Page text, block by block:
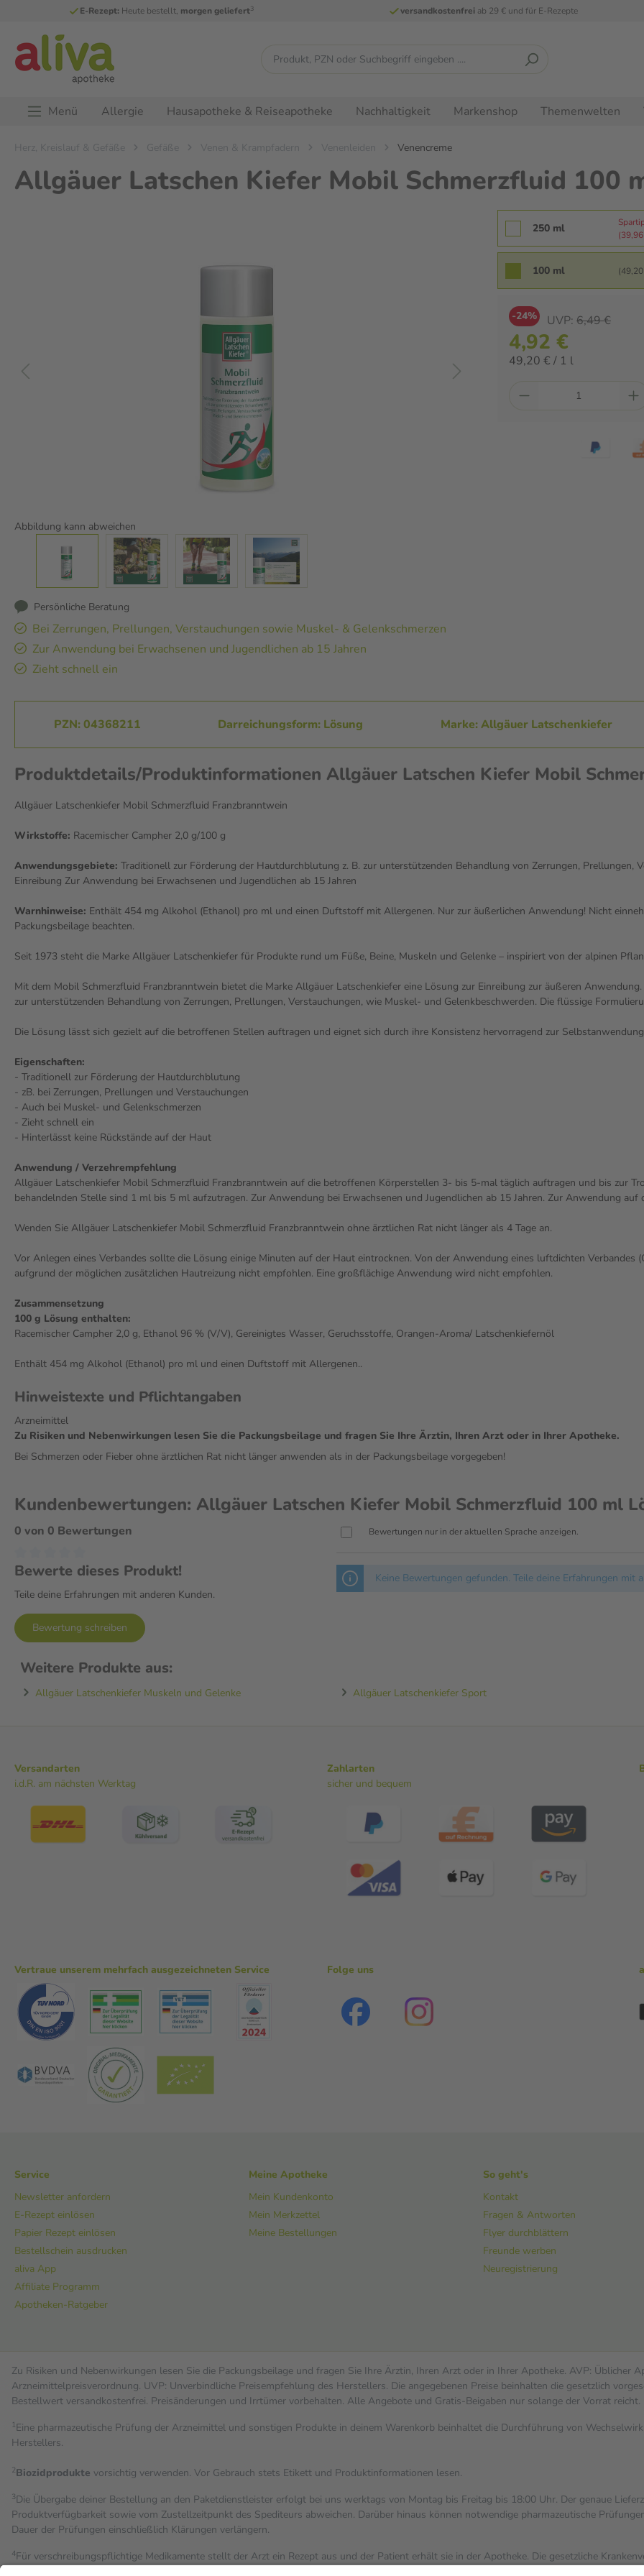
E-Rezept: Heute bestellt, morgen geliefert3 versandkostenfreiab 29 € und für E-Rezepte
Menü Allergie Hausapotheke & Reiseapotheke Nachhaltigkeit Markenshop Themenwelten
Herz, Kreislauf & Gefäße Gefäße Venen & Krampfadern Venenleiden Venencreme
Allgäuer Latschen Kiefer Mobil Schmerzfluid 100
Abbildung kann abweichen
Persönliche Beratung
Bei Zerrungen, Prellungen, Verstauchungen sowie Muskel- & Gelenkschmerzen
Zur Anwendung bei Erwachsenen und Jugendlichen ab 15 Jahren
Zieht schnell ein
250 ml
100 ml
-24% UVP: 6,49 €
4,92 €
49,20 € / 1 l
PZN: 04368211 Darreichungsform: Lösung Marke: Allgäuer Latschenkiefer
Produktdetails/Produktinformationen Allgäuer Latschen Kiefer Mobil
Allgäuer Latschenkiefer Mobil Schmerzfluid Franzbranntwein
Wirkstoffe: Racemischer Campher 2,0 g/100 g
Anwendungsgebiete: Traditionell zur Förderung der Hautdurchblutung z. B. zur unterstützenden Behandlung von Zerrungen, Prellungen,
Einreibung Zur Anwendung bei Erwachsenen und Jugendlichen ab 15 Jahren
Warnhinweise: Enthält 454 mg Alkohol (Ethanol) pro ml und einen Duftstoff mit Allergenen. Nur zur äußerlichen Anwendung! Nicht
Packungsbeilage beachten.
Seit 1973 steht die Marke Allgäuer Latschenkiefer für Produkte rund um Füße, Beine, Muskeln und Gelenke – inspiriert von der alpinen
Mit dem Mobil Schmerzfluid Franzbranntwein bietet die Marke Allgäuer Latschenkiefer eine Lösung zur Einreibung zur äußeren
zur unterstützenden Behandlung von Zerrungen, Prellungen, Verstauchungen, wie Muskel- und Gelenkbeschwerden. Die flüssige
Die Lösung lässt sich gezielt auf die betroffenen Stellen auftragen und eignet sich durch ihre Konsistenz hervorragend zur
Eigenschaften:
- Traditionell zur Förderung der Hautdurchblutung
- zB. bei Zerrungen, Prellungen und Verstauchungen
- Auch bei Muskel- und Gelenkschmerzen
- Zieht schnell ein
- Hinterlässt keine Rückstände auf der Haut
Anwendung / Verzehrempfehlung
Allgäuer Latschenkiefer Mobil Schmerzfluid Franzbranntwein auf die betroffenen Körperstellen 3- bis 5-mal täglich auftragen und bis zur
behandelnden Stelle sind 1 ml bis 5 ml aufzutragen. Zur Anwendung bei Erwachsenen und Jugendlichen ab 15 Jahren. Zur Anwendung auf
Wenden Sie Allgäuer Latschenkiefer Mobil Schmerzfluid Franzbranntwein ohne ärztlichen Rat nicht länger als 4 Tage an.
Vor Anlegen eines Verbandes sollte die Lösung einige Minuten auf der Haut eintrocknen. Von der Anwendung eines luftdichten Verbandes
aufgrund der möglichen zusätzlichen Hautreizung nicht empfohlen. Eine großflächige Anwendung wird nicht empfohlen.
Zusammensetzung
100 g Lösung enthalten:
Racemischer Campher 2,0 g, Ethanol 96 % (V/V), Gereinigtes Wasser, Geruchsstoffe, Orangen-Aroma/ Latschenkiefernöl
Enthält 454 mg Alkohol (Ethanol) pro ml und einen Duftstoff mit Allergenen..
Hinweistexte und Pflichtangaben
Arzneimittel
Zu Risiken und Nebenwirkungen lesen Sie die Packungsbeilage und fragen Sie Ihre Ärztin, Ihren Arzt oder in Ihrer Apotheke.
Bei Schmerzen oder Fieber ohne ärztlichen Rat nicht länger anwenden als in der Packungsbeilage vorgegeben!
Kundenbewertungen: Allgäuer Latschen Kiefer Mobil Schmerzfluid 100 ml
0 von 0 Bewertungen
Bewerte dieses Produkt!
Teile deine Erfahrungen mit anderen Kunden.
Bewertung schreiben
Bewertungen nur in der aktuellen Sprache anzeigen.
Keine Bewertungen gefunden. Teile deine Erfahrungen mit
Weitere Produkte aus:
Allgäuer Latschenkiefer Muskeln und Gelenke Allgäuer Latschenkiefer Sport
Versandarten
i.d.R. am nächsten Werktag
Zahlarten
sicher und bequem
Vertraue unserem mehrfach ausgezeichneten Service Folge uns
Service
Newsletter anfordern
E-Rezept einlösen
Papier Rezept einlösen
Bestellschein ausdrucken
aliva App
Affiliate Programm
Apotheken-Ratgeber
Meine Apotheke
Mein Kundenkonto
Mein Merkzettel
Meine Bestellungen
So geht's
Kontakt
Fragen & Antworten
Flyer durchblättern
Freunde werben
Neuregistrierung
Zu Risiken und Nebenwirkungen lesen Sie die Packungsbeilage und fragen Sie Ihre Ärztin, Ihren Arzt oder in Ihrer Apotheke. AVP: Üblicher
Arzneimittelpreisverordnung. UVP: Unverbindliche Preisempfehlung des Herstellers. Die angegebenen Preise beinhalten die gesetzlich
Bestell­wert versand­kosten­frei. Preisänderungen und Irrtümer vorbehalten. Alle Angebote und Gratis-Beigaben nur solange der Vorrat reicht.
1Eine pharmazeutische Prüfung der Arzneimittel und sonstigen Produkte in deinem Warenkorb beinhaltet die Durchführung von
Herstellers.
2Biozidprodukte vorsichtig verwenden. Vor Gebrauch stets Etikett und Produktinformationen lesen.
3Die Übergabe deiner Bestellung an den Paketdienstleister erfolgt bei uns werktags von Montag bis Freitag bis 18:00 Uhr. Der genaue
Produktverfügbarkeit sowie vom Zustellzeitpunkt des Spediteurs abweichen. Darüber hinaus können notwendige pharmazeutische
Dauer der Prüfungen einschließlich Klärungen verlängern.
4Für verschreibungspflichtige Medikamente stellt der Arzt ein Rezept aus und der Patient erhält sie in der Apotheke. Die gesetzliche